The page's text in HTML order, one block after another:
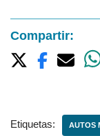
Compartir:
Etiquetas: AUTOS